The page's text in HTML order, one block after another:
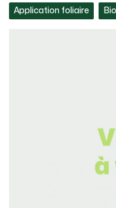
Application foliaire Bio